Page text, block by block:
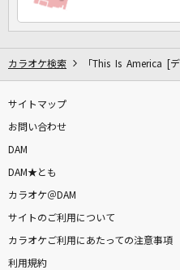
カラオケ検索 「This Is America [
サイトマップ
お問い合わせ
DAM
DAM★とも
カラオケ＠DAM
サイトのご利用について
カラオケご利用にあたっての注意事項
利用規約